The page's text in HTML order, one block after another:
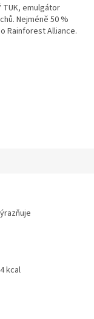
TUK, emulgátor
Nejméně 50 %
Rainforest Alliance.
kcal